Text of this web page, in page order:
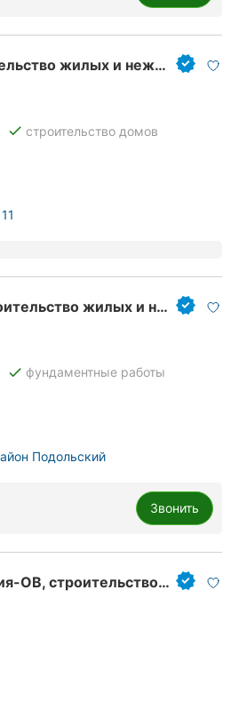
Рапид- строй, строительство жилых и нежилых зданий
done строительство домов
Центрвийськбуд, строительство жилых и нежилых зданий
done фундаментные работы
Подольский
Звонить
Строительная Империя-ОВ, строительство жилых и нежилых зданий